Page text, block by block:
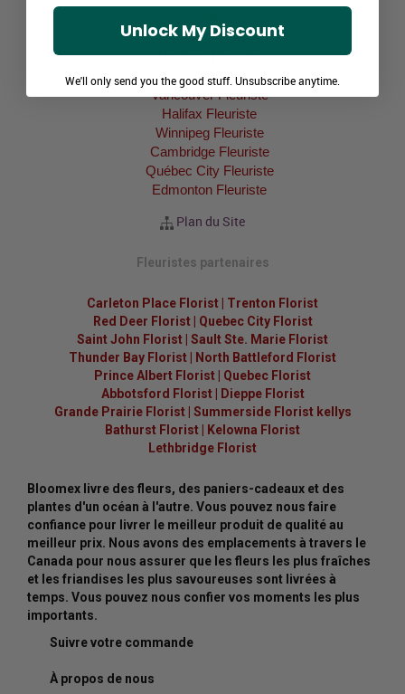
Ottawa Fleuriste
Montreal Fleuriste
Calgary Fleuriste
Vancouver Fleuriste
Halifax Fleuriste
Winnipeg Fleuriste
Cambridge Fleuriste
Québec City Fleuriste
Edmonton Fleuriste
Plan du Site
Fleuristes partenaires
Carleton Place Florist
Trenton Florist
Red Deer Florist| Quebec City Florist
Saint John Florist Sault Ste. Marie Florist
Thunder Bay Florist
North Battleford Florist
Prince Albert Florist
Quebec Florist
Abbotsford Florist|
Dieppe Florist
Grande Prairie Florist| Summerside Florist kellys
Bathurst Florist
Kelowna Florist
Lethbridge Florist
Bloomex livre des fleurs, des paniers-cadeaux et des
plantes d'un océan à l'autre. Vous pouvez nous faire
confiance pour livrer le meilleur produit de qualité au
meilleur prix. Nous avons des emplacements à travers le
Canada pour nous assurer que les fleurs les plus fraîches
et les friandises les plus savoureuses sont livrées à
temps. Vous pouvez nous confier vos moments les plus
importants.
Suivre votre commande
À propos de nous
Unlock My Discount
We'll only send you the good stuff. Unsubscribe anytime.